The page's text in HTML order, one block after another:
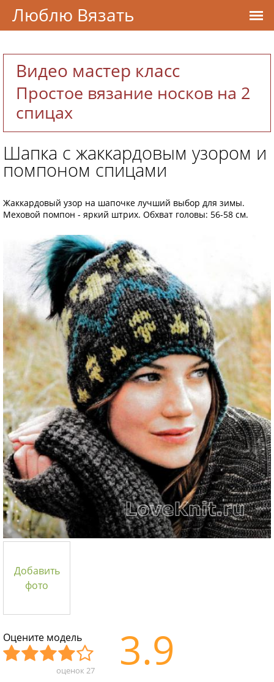
Видео мастер класс
Простое вязание носков на 2
спицах
Шапка с жаккардовым узором и
помпоном спицами
Жаккардовый узор на шапочке лучший выбор для зимы.
Меховой помпон - яркий штрих. Обхват головы: 56-58 см.
Добавить
фото
Оцените модель
ХорОтл
оценок 27 3.9
Люблю Вязать